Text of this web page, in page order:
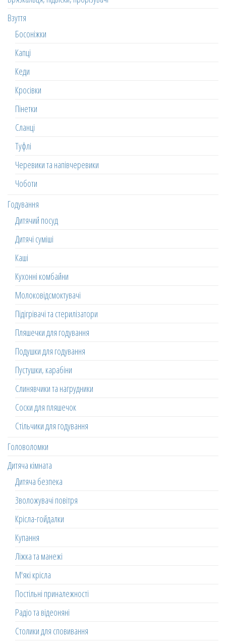
Взуття
Босоніжки
Капці
Кеди
Кросівки
Пінетки
Сланці
Туфлі
Черевики та напівчеревики
Чоботи
Годування
Дитячий посуд
Дитячі суміші
Каші
Кухонні комбайни
Молоковідсмоктувачі
Підігрівачі та стерилізатори
Пляшечки для годування
Подушки для годування
Пустушки, карабіни
Слинявчики та нагрудники
Соски для пляшечок
Стільчики для годування
Головоломки
Дитяча кімната
Дитяча безпека
Зволожувачі повітря
Крісла-гойдалки
Купання
Ліжка та манежі
М'які крісла
Постільні приналежності
Радіо та відеоняні
Столики для сповивання